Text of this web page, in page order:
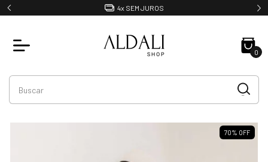
4x SEM JUROS
0
70% OFF